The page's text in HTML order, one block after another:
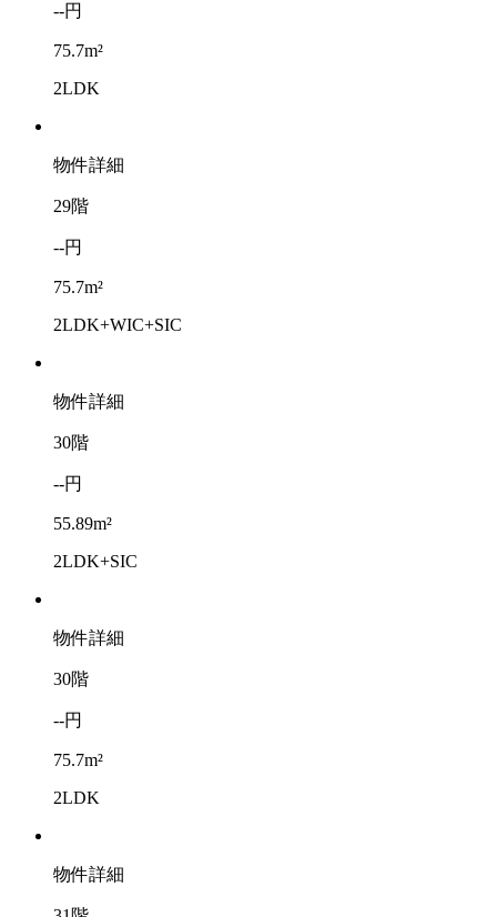
--円
75.7m²
2LDK
物件詳細
29階
--円
75.7m²
2LDK+WIC+SIC
物件詳細
30階
--円
55.89m²
2LDK+SIC
物件詳細
30階
--円
75.7m²
2LDK
物件詳細